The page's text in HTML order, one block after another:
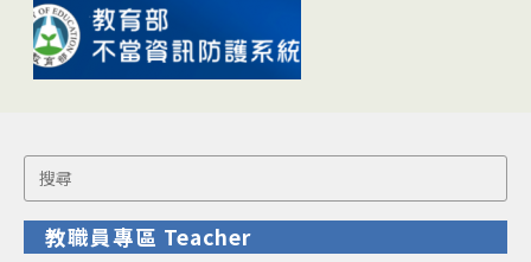
Search
for:
教職員專區 Teacher